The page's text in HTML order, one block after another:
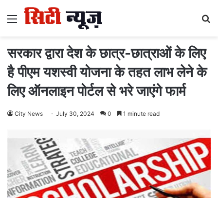
Menu
सरकार द्वारा देश के छात्र-छात्राओं के लिए
है पीएम यशस्वी योजना के तहत लाभ लेने के
लिए ऑनलाइन पोर्टल से भरे जाएंगे फार्म
City News July 30, 2024 0 1 minute read